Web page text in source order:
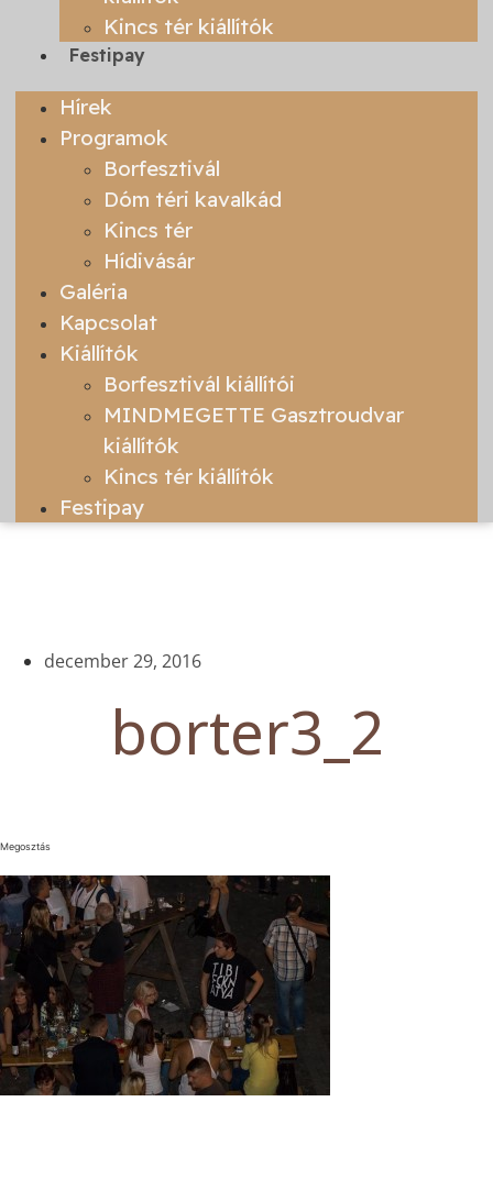
Kincs tér kiállítók
Festipay
Hírek
Programok
Borfesztivál
Dóm téri kavalkád
Kincs tér
Hídivásár
Galéria
Kapcsolat
Kiállítók
Borfesztivál kiállítói
MINDMEGETTE Gasztroudvar
kiállítók
Kincs tér kiállítók
Festipay
december 29, 2016
borter3_2
Megosztás